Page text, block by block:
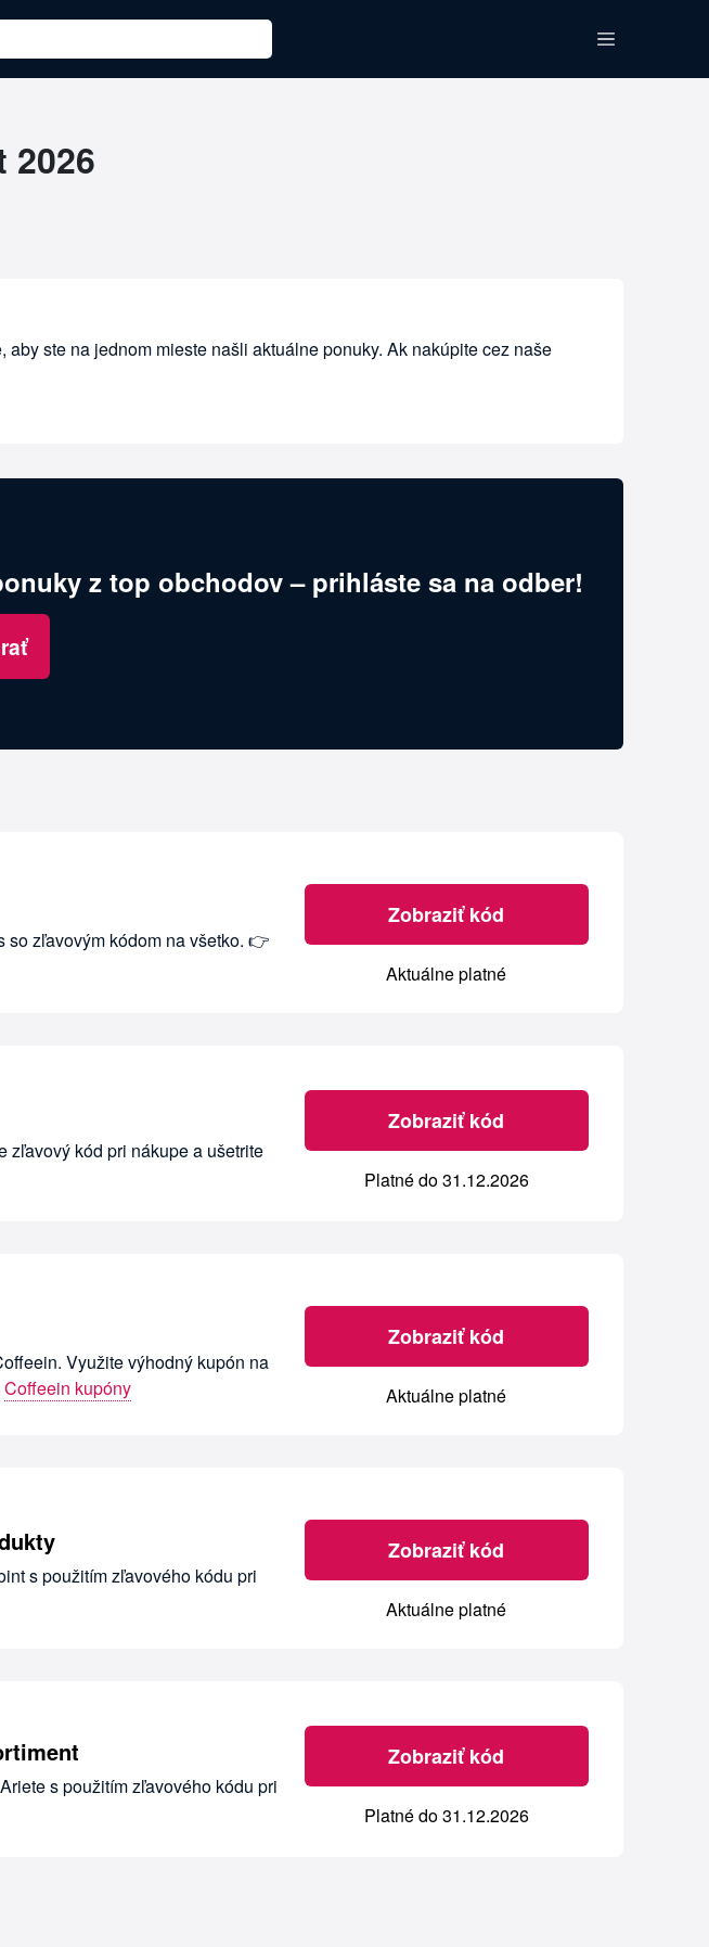
2026
ste na jednom mieste našli aktuálne ponuky. Ak nakúpite cez naše
z top obchodov – prihláste sa na odber!
so zľavovým kódom na všetko. 👉
Zobraziť kód
Aktuálne platné
zľavový kód pri nákupe a ušetrite
Zobraziť kód
Platné do 31.12.2026
Využite výhodný kupón na
Coffeein kupóny
Zobraziť kód
Aktuálne platné
s použitím zľavového kódu pri
Zobraziť kód
Aktuálne platné
s použitím zľavového kódu pri
Zobraziť kód
Platné do 31.12.2026